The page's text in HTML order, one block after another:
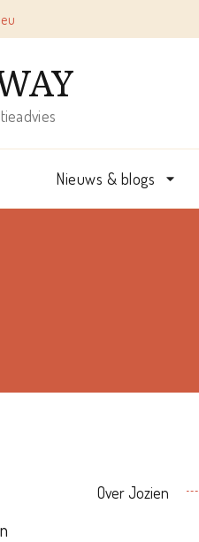
Nieuws & blogs
Over Jozien